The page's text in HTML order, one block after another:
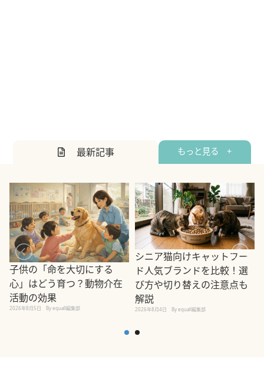
最新記事 もっと見る +
子供の「命を大切にする
心」はどう育つ？動物介在
活動の効果
2026年8月5日 By equall編集部
シニア猫向けキャットフー
ド人気ブランドを比較！選
び方や切り替えの注意点も
解説
2026年8月4日 By equall編集部